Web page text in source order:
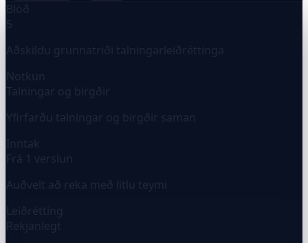
Blöð
5
Aðskildu grunnatriði talningarleiðréttinga
Notkun
Talningar og birgðir
Yfirfarðu talningar og birgðir saman
Inntak
Frá 1 verslun
Auðvelt að reka með litlu teymi
Leiðrétting
Rekjanlegt